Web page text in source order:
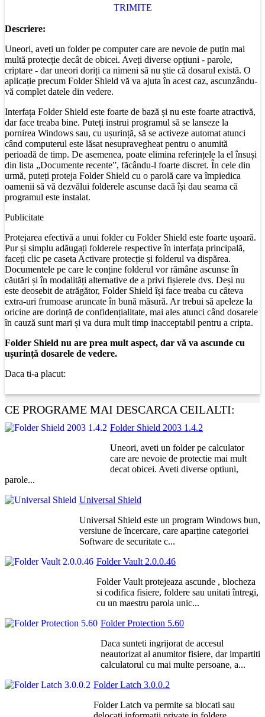
TRIMITE
Descriere:
Uneori, aveți un folder pe computer care are nevoie de puțin mai
multă protecție decât de obicei. Aveți diverse opțiuni - parole,
criptare - dar uneori doriți ca nimeni să nu știe că dosarul există. O
aplicație precum Folder Shield vă va ajuta în acest caz, ascunzându-
vă complet datele din vedere.
Interfața Folder Shield este foarte de bază și nu este foarte atractivă,
dar face treaba bine. Puteți instrui programul să se lanseze la
pornirea Windows sau, cu ușurință, să se activeze automat atunci
când computerul este lăsat nesupravegheat pentru o anumită
perioadă de timp. De asemenea, poate elimina referințele la el însuși
din lista „Documente recente”, făcându-l foarte discret. În cele din
urmă, puteți proteja Folder Shield cu o parolă care va împiedica
oamenii să vă dezvălui folderele ascunse dacă își dau seama că
programul este instalat.
Publicitate
Protejarea efectivă a unui folder cu Folder Shield este foarte ușoară.
Pur și simplu adăugați folderele respective în interfața principală,
faceți clic pe caseta Activare protecție și folderul va dispărea.
Documentele pe care le conține folderul vor rămâne ascunse în
căutări și în modalități alternative de a privi fișierele dvs. Deși nu
este deosebit de atrăgător, Folder Shield își face treaba cu câteva
extra-uri frumoase aruncate în bună măsură. Ar trebui să apeleze la
oricine are dorință de confidențialitate, mai ales atunci când dosarele
în cauză sunt mari și va dura mult timp inacceptabil pentru a cripta.
Folder Shield nu are prea mult aspect, dar vă va ascunde cu
ușurință dosarele de vedere.
Daca ti-a placut:
CE PROGRAME MAI DESCARCA CEILALTI:
Folder Shield 2003 1.4.2
Uneori, aveti un folder pe calculator
care are nevoie de protectie mai mult
decat obicei. Aveti diverse optiuni,
parole...
Universal Shield
Universal Shield este un program Windows bun,
versiune de încercare, care aparține categoriei
Software de securitate c...
Folder Vault 2.0.0.46
Folder Vault protejeaza ascunde , blocheza
si codifica fisiere, foldere sau unitati întregi,
cu un maestru parola unic...
Folder Protection 5.60
Daca sunteti ingrijorat de accesul
neautorizat al anumitor fisiere, dar impartiti
calculatorul cu mai multe persoane, a...
Folder Latch 3.0.0.2
Folder Latch va permite sa blocati sau